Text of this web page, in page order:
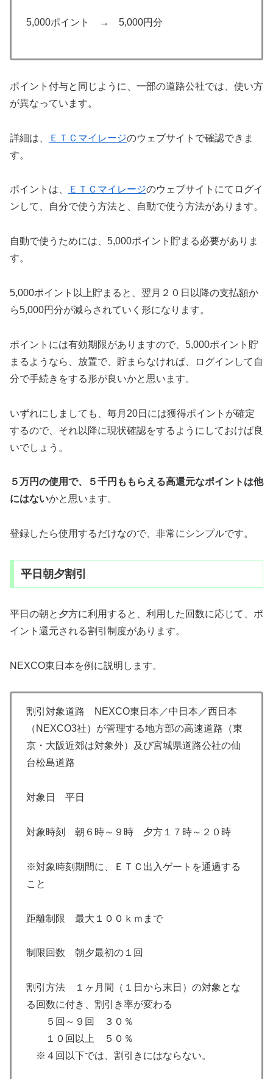
5,000ポイント → 5,000円分
ポイント付与と同じように、一部の道路公社では、使い方
が異なっています。
詳細は、 ＥＴＣマイレージのウェブサイトで確認できま
す。
ポイントは、 ＥＴＣマイレージのウェブサイトにてログイ
ンして、自分で使う方法と、自動で使う方法があります。
自動で使うためには、5,000ポイント貯まる必要がありま
す。
5,000ポイント以上貯まると、翌月２０日以降の支払額か
ら5,000円分が減らされていく形になります。
ポイントには有効期限がありますので、5,000ポイント貯
まるようなら、放置で、貯まらなければ、ログインして自
分で手続きをする形が良いかと思います。
いずれにしましても、毎月20日には獲得ポイントが確定
するので、それ以降に現状確認をするようにしておけば良
いでしょう。
５万円の使用で、５千円ももらえる高還元なポイントは他
にはないかと思います。
登録したら使用するだけなので、非常にシンプルです。
平日朝夕割引
平日の朝と夕方に利用すると、利用した回数に応じて、ポ
イント還元される割引制度があります。
NEXCO東日本を例に説明します。
割引対象道路 NEXCO東日本／中日本／西日本
（NEXCO3社）が管理する地方部の高速道路（東
京・大阪近郊は対象外）及び宮城県道路公社の仙
台松島道路
対象日 平日
対象時刻 朝６時～９時 夕方１７時～２０時
※対象時刻期間に、ＥＴＣ出入ゲートを通過する
こと
距離制限 最大１００ｋｍまで
制限回数 朝夕最初の１回
割引方法 １ヶ月間（１日から末日）の対象とな
る回数に付き、割引き率が変わる
５回～９回 ３０％
１０回以上 ５０％
※４回以下では、割引きにはならない。